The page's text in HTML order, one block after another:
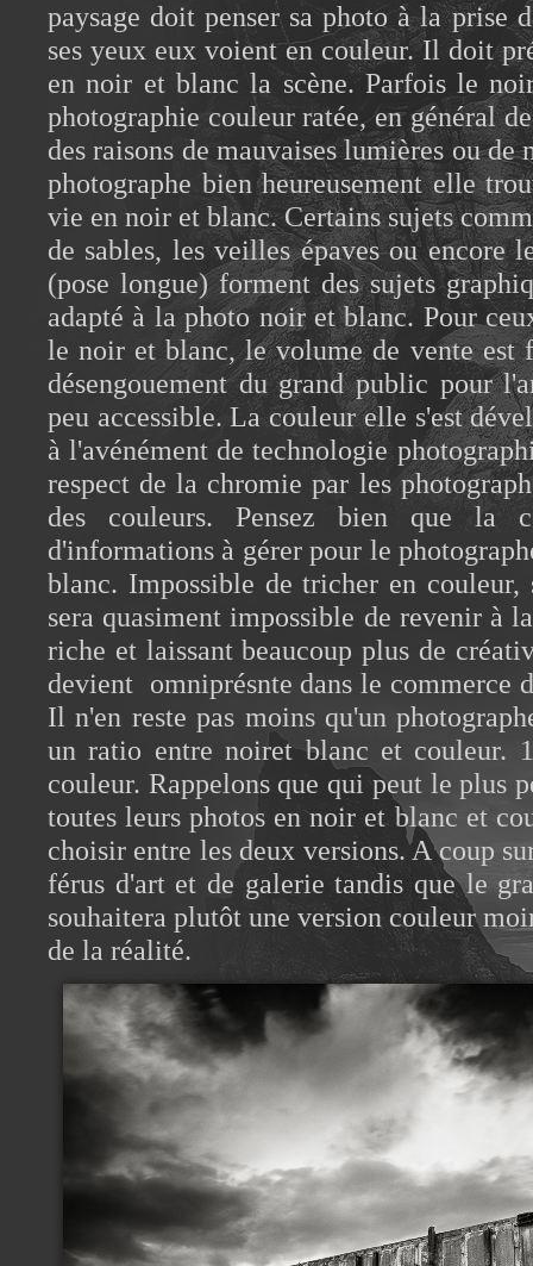
paysage doit penser sa photo à la prise
ses yeux eux voient en couleur. Il doit
en noir et blanc la scène. Parfois le
photographie couleur ratée, en général
des raisons de mauvaises lumières ou
photographe bien heureusement elle
vie en noir et blanc. Certains sujets
de sables, les veilles épaves ou encore
(pose longue) forment des sujets
adapté à la photo noir et blanc. Pour
le noir et blanc, le volume de vente est
désengouement du grand public pour
peu accessible. La couleur elle s'est
à l'avénément de technologie
respect de la chromie par les
des couleurs. Pensez bien que la
d'informations à gérer pour le
blanc. Impossible de tricher en
sera quasiment impossible de revenir à
riche et laissant beaucoup plus de
devient omniprésnte dans le commerce
Il n'en reste pas moins qu'un
un ratio entre noiret blanc et couleur.
couleur. Rappelons que qui peut le plus
toutes leurs photos en noir et blanc et
choisir entre les deux versions. A coup
férus d'art et de galerie tandis que le
souhaitera plutôt une version couleur
de la réalité.